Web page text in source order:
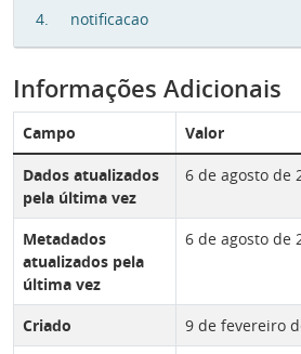
4. notificacao
Informações Adicionais
Campo Valor
Dados atualizados
pela última vez
6 de agosto de
Metadados
atualizados pela
última vez
6 de agosto de
Criado
9 de fevereiro